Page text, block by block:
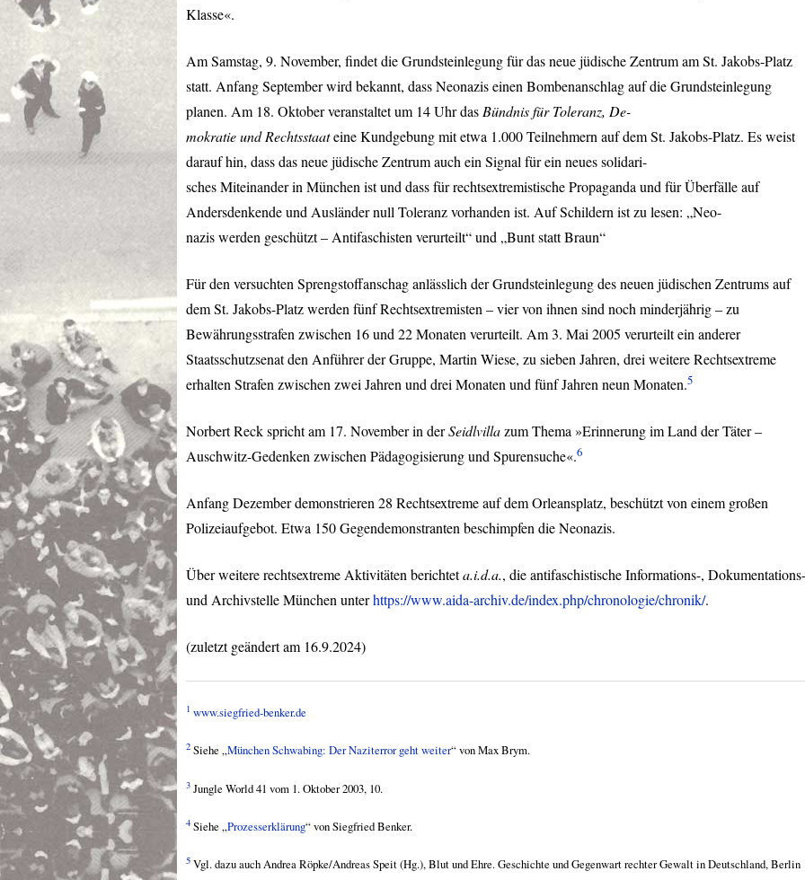
Klasse«.
Am Samstag, 9. November, findet die Grundsteinlegung für das neue jüdische Zentrum am St. Jakobs-Platz
statt. Anfang September wird bekannt, dass Neonazis einen Bombenanschlag auf die Grundsteinlegung
planen. Am 18. Oktober veranstaltet um 14 Uhr das Bündnis für Toleranz, De-
mokratie und Rechtsstaateine Kundgebung mit etwa 1.000 Teilnehmern auf dem St. Jakobs-Platz. Es weist
darauf hin, dass das neue jüdische Zentrum auch ein Signal für ein neues solidari-
sches Miteinander in München ist und dass für rechtsextremistische Propaganda und für Überfälle auf
Andersdenkende und Ausländer null Toleranz vorhanden ist. Auf Schildern ist zu lesen: „Neo-
nazis werden geschützt – Antifaschisten verurteilt“ und „Bunt statt Braun“
Für den versuchten Sprengstoffanschag anlässlich der Grundsteinlegung des neuen jüdischen Zentrums auf
dem St. Jakobs-Platz werden fünf Rechtsextremisten – vier von ihnen sind noch minderjährig – zu
Bewährungsstrafen zwischen 16 und 22 Monaten verurteilt. Am 3. Mai 2005 verurteilt ein anderer
Staatsschutzsenat den Anführer der Gruppe, Martin Wiese, zu sieben Jahren, drei weitere Rechtsextreme
erhalten Strafen zwischen zwei Jahren und drei Monaten und fünf Jahren neun Monaten.5
Norbert Reck spricht am 17. November in derSeidlvillazum Thema »Erinnerung im Land der Täter –
Auschwitz-Gedenken zwischen Pädagogisierung und Spurensuche«.6
Anfang Dezember demonstrieren 28 Rechtsextreme auf dem Orleansplatz, beschützt von einem großen
Polizeiaufgebot. Etwa 150 Gegendemonstranten beschimpfen die Neonazis.
Über weitere rechtsextreme Aktivitäten berichteta.i.d.a., die antifaschistische Informations-, Dokumentations-
und Archivstelle München unterhttps://www.aida-archiv.de/index.php/chronologie/chronik/.
(zuletzt geändert am 16.9.2024)
1 www.siegfried-benker.de
2 Siehe „München Schwabing: Der Naziterror geht weiter“ von Max Brym.
3 Jungle World 41 vom 1. Oktober 2003, 10.
4 Siehe „Prozesserklärung“ von Siegfried Benker.
5 Vgl. dazu auch Andrea Röpke/Andreas Speit (Hg.), Blut und Ehre. Geschichte und Gegenwart rechter Gewalt in Deutschland, Berlin